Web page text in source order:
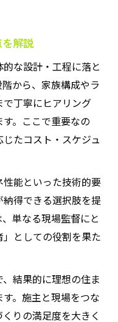
選びを助ける理由
く選定ミスの実例
務選びの第一歩に
したい用語運用
の秘訣とは
工の具体的手法
着実な施工の関係
めの工務の工夫
な施工事例紹介
解説
な設計・工程に落と
から、家族構成やラ
丁寧にヒアリング
。ここで重要なの
たコスト・スケジュ
能といった技術的要
得できる選択肢を提
単なる現場監督にと
としての役割を果た
結果的に理想の住ま
。施主と現場をつな
りの満足度を大きく